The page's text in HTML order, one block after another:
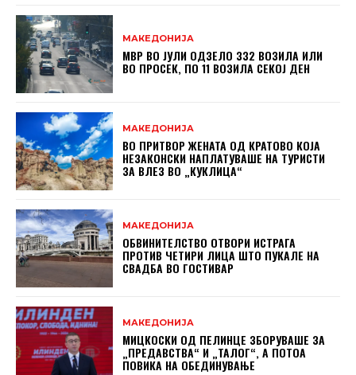
МАКЕДОНИЈА
МВР ВО ЈУЛИ ОДЗЕЛО 332 ВОЗИЛА ИЛИ
ВО ПРОСЕК, ПО 11 ВОЗИЛА СЕКОЈ ДЕН
МАКЕДОНИЈА
ВО ПРИТВОР ЖЕНАТА ОД КРАТОВО КОЈА
НЕЗАКОНСКИ НАПЛАТУВАШЕ НА ТУРИСТИ
ЗА ВЛЕЗ ВО „КУКЛИЦА“
МАКЕДОНИЈА
ОБВИНИТЕЛСТВО ОТВОРИ ИСТРАГА
ПРОТИВ ЧЕТИРИ ЛИЦА ШТО ПУКАЛЕ НА
СВАДБА ВО ГОСТИВАР
МАКЕДОНИЈА
МИЦКОСКИ ОД ПЕЛИНЦЕ ЗБОРУВАШЕ ЗА
„ПРЕДАВСТВА“ И „ТАЛОГ“, А ПОТОА
ПОВИКА НА ОБЕДИНУВАЊЕ